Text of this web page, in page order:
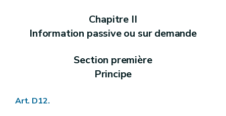
Art. R 111
Art. R 112
Chapitre V Modalités relatives aux amendes administratives – AGW du 5 décembre 2008, art. 1
Art. R 116
Annexe
Chapitre II
Information passive ou sur demande
Section première
Principe
Art. D12.